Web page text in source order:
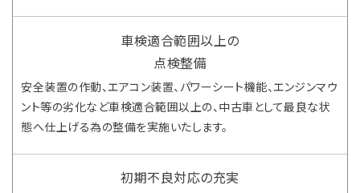
車検適合範囲以上の
点検整備
安全装置の作動、エアコン装置、パワーシート機能、エンジンマウ
ント等の劣化など車検適合範囲以上の、中古車として最良な状
態へ仕上げる為の整備を実施いたします。
初期不良対応の充実